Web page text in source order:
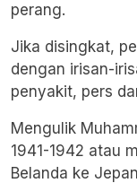
perang.
Jika disingkat,
dengan irisan-
penyakit, pers
Mengulik
1941-1942 atau
Belanda ke